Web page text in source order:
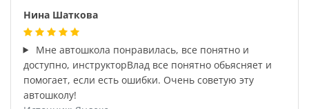
Нина Шаткова
Мне автошкола понравилась, все понятно и
доступно, инструкторВлад все понятно обьясняет и
помогает, если есть ошибки. Очень советую эту
автошколу!